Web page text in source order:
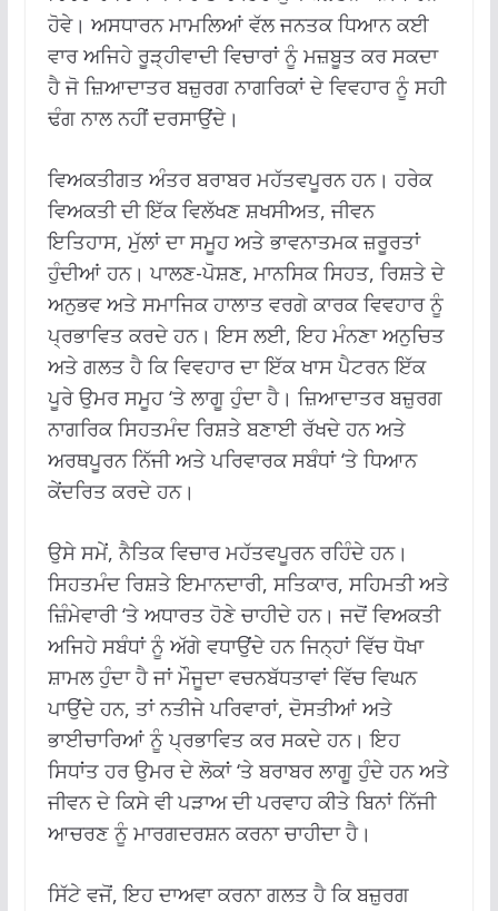
ਹੋਵੇ। ਅਸਧਾਰਨ ਮਾਮਲਿਆਂ ਵੱਲ ਜਨਤਕ ਧਿਆਨ ਕਈ
ਵਾਰ ਅਜਿਹੇ ਰੂੜ੍ਹੀਵਾਦੀ ਵਿਚਾਰਾਂ ਨੂੰ ਮਜ਼ਬੂਤ ​​ਕਰ ਸਕਦਾ
ਹੈ ਜੋ ਜ਼ਿਆਦਾਤਰ ਬਜ਼ੁਰਗ ਨਾਗਰਿਕਾਂ ਦੇ ਵਿਵਹਾਰ ਨੂੰ ਸਹੀ
ਢੰਗ ਨਾਲ ਨਹੀਂ ਦਰਸਾਉਂਦੇ।
ਵਿਅਕਤੀਗਤ ਅੰਤਰ ਬਰਾਬਰ ਮਹੱਤਵਪੂਰਨ ਹਨ। ਹਰੇਕ
ਵਿਅਕਤੀ ਦੀ ਇੱਕ ਵਿਲੱਖਣ ਸ਼ਖਸੀਅਤ, ਜੀਵਨ
ਇਤਿਹਾਸ, ਮੁੱਲਾਂ ਦਾ ਸਮੂਹ ਅਤੇ ਭਾਵਨਾਤਮਕ ਜ਼ਰੂਰਤਾਂ
ਹੁੰਦੀਆਂ ਹਨ। ਪਾਲਣ-ਪੋਸ਼ਣ, ਮਾਨਸਿਕ ਸਿਹਤ, ਰਿਸ਼ਤੇ ਦੇ
ਅਨੁਭਵ ਅਤੇ ਸਮਾਜਿਕ ਹਾਲਾਤ ਵਰਗੇ ਕਾਰਕ ਵਿਵਹਾਰ ਨੂੰ
ਪ੍ਰਭਾਵਿਤ ਕਰਦੇ ਹਨ। ਇਸ ਲਈ, ਇਹ ਮੰਨਣਾ ਅਨੁਚਿਤ
ਅਤੇ ਗਲਤ ਹੈ ਕਿ ਵਿਵਹਾਰ ਦਾ ਇੱਕ ਖਾਸ ਪੈਟਰਨ ਇੱਕ
ਪੂਰੇ ਉਮਰ ਸਮੂਹ ‘ਤੇ ਲਾਗੂ ਹੁੰਦਾ ਹੈ। ਜ਼ਿਆਦਾਤਰ ਬਜ਼ੁਰਗ
ਨਾਗਰਿਕ ਸਿਹਤਮੰਦ ਰਿਸ਼ਤੇ ਬਣਾਈ ਰੱਖਦੇ ਹਨ ਅਤੇ
ਅਰਥਪੂਰਨ ਨਿੱਜੀ ਅਤੇ ਪਰਿਵਾਰਕ ਸਬੰਧਾਂ ‘ਤੇ ਧਿਆਨ
ਕੇਂਦਰਿਤ ਕਰਦੇ ਹਨ।
ਉਸੇ ਸਮੇਂ, ਨੈਤਿਕ ਵਿਚਾਰ ਮਹੱਤਵਪੂਰਨ ਰਹਿੰਦੇ ਹਨ।
ਸਿਹਤਮੰਦ ਰਿਸ਼ਤੇ ਇਮਾਨਦਾਰੀ, ਸਤਿਕਾਰ, ਸਹਿਮਤੀ ਅਤੇ
ਜ਼ਿੰਮੇਵਾਰੀ ‘ਤੇ ਅਧਾਰਤ ਹੋਣੇ ਚਾਹੀਦੇ ਹਨ। ਜਦੋਂ ਵਿਅਕਤੀ
ਅਜਿਹੇ ਸਬੰਧਾਂ ਨੂੰ ਅੱਗੇ ਵਧਾਉਂਦੇ ਹਨ ਜਿਨ੍ਹਾਂ ਵਿੱਚ ਧੋਖਾ
ਸ਼ਾਮਲ ਹੁੰਦਾ ਹੈ ਜਾਂ ਮੌਜੂਦਾ ਵਚਨਬੱਧਤਾਵਾਂ ਵਿੱਚ ਵਿਘਨ
ਪਾਉਂਦੇ ਹਨ, ਤਾਂ ਨਤੀਜੇ ਪਰਿਵਾਰਾਂ, ਦੋਸਤੀਆਂ ਅਤੇ
ਭਾਈਚਾਰਿਆਂ ਨੂੰ ਪ੍ਰਭਾਵਿਤ ਕਰ ਸਕਦੇ ਹਨ। ਇਹ
ਸਿਧਾਂਤ ਹਰ ਉਮਰ ਦੇ ਲੋਕਾਂ ‘ਤੇ ਬਰਾਬਰ ਲਾਗੂ ਹੁੰਦੇ ਹਨ ਅਤੇ
ਜੀਵਨ ਦੇ ਕਿਸੇ ਵੀ ਪੜਾਅ ਦੀ ਪਰਵਾਹ ਕੀਤੇ ਬਿਨਾਂ ਨਿੱਜੀ
ਆਚਰਣ ਨੂੰ ਮਾਰਗਦਰਸ਼ਨ ਕਰਨਾ ਚਾਹੀਦਾ ਹੈ।
ਸਿੱਟੇ ਵਜੋਂ, ਇਹ ਦਾਅਵਾ ਕਰਨਾ ਗਲਤ ਹੈ ਕਿ ਬਜ਼ੁਰਗ